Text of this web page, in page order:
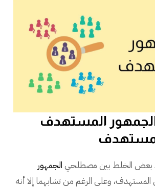
المستهدف
بعض الخلط بين مصطلحي الجمهور
وعلى الرغم من تشابهما إلا أنه